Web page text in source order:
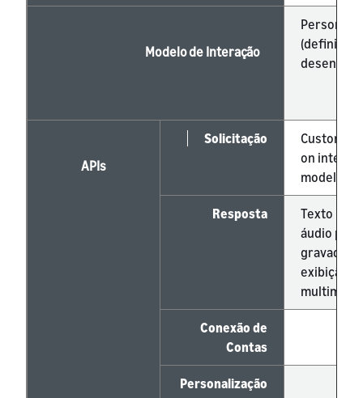
Modelo de Interação
APIs
Solicitação
Custom
on
model)
Resposta
Texto
áudio pré-
gravado,
exibição
Conexão de
Contas
Personalização